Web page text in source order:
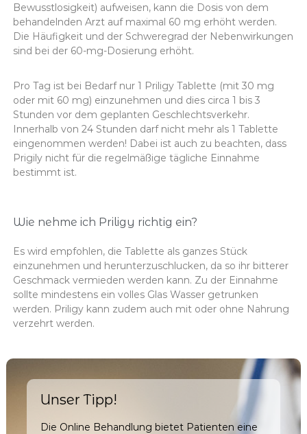
Bewusstlosigkeit) aufweisen, kann die Dosis von dem
behandelnden Arzt auf maximal 60 mg erhöht werden.
Die Häufigkeit und der Schweregrad der Nebenwirkungen
sind bei der 60-mg-Dosierung erhöht.
Pro Tag ist bei Bedarf nur 1 Priligy Tablette (mit 30 mg
oder mit 60 mg) einzunehmen und dies circa 1 bis 3
Stunden vor dem geplanten Geschlechtsverkehr.
Innerhalb von 24 Stunden darf nicht mehr als 1 Tablette
eingenommen werden! Dabei ist auch zu beachten, dass
Prigily nicht für die regelmäßige tägliche Einnahme
bestimmt ist.
Wie nehme ich Priligy richtig ein?
Es wird empfohlen, die Tablette als ganzes Stück
einzunehmen und herunterzuschlucken, da so ihr bitterer
Geschmack vermieden werden kann. Zu der Einnahme
sollte mindestens ein volles Glas Wasser getrunken
werden. Priligy kann zudem auch mit oder ohne Nahrung
verzehrt werden.
Unser Tipp!
Die Online Behandlung bietet Patienten eine